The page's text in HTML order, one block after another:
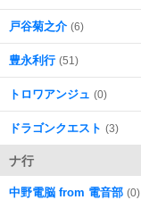
戸谷菊之介 (6)
豊永利行 (51)
トロワアンジュ (0)
ドラゴンクエスト (3)
ナ行
中野電脳 from 電音部 (0)